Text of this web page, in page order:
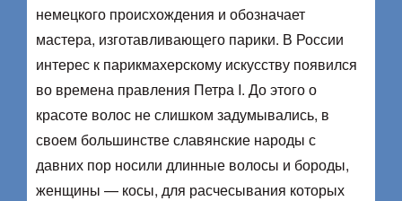
немецкого происхождения и обозначает
мастера, изготавливающего парики. В России
интерес к парикмахерскому искусству появился
во времена правления Петра I. До этого о
красоте волос не слишком задумывались, в
своем большинстве славянские народы с
давних пор носили длинные волосы и бороды,
женщины — косы, для расчесывания которых